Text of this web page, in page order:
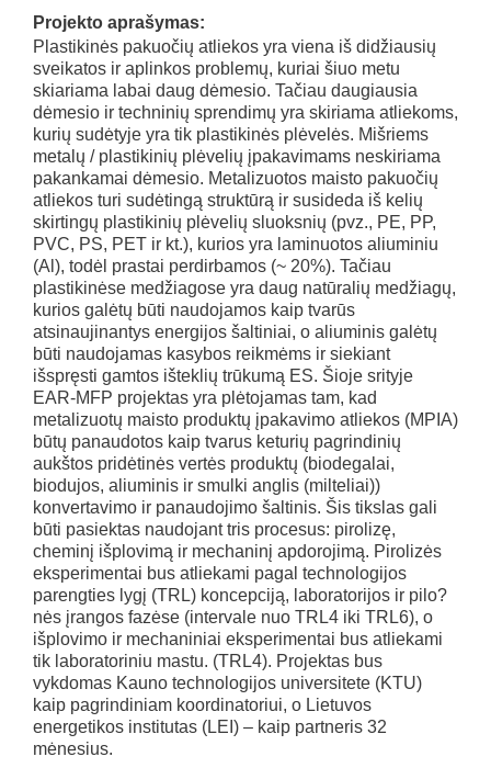
Projekto aprašymas:
Plastikinės pakuočių atliekos yra viena iš didžiausių
sveikatos ir aplinkos problemų, kuriai šiuo metu
skiariama labai daug dėmesio. Tačiau daugiausia
dėmesio ir techninių sprendimų yra skiriama atliekoms,
kurių sudėtyje yra tik plastikinės plėvelės. Mišriems
metalų / plastikinių plėvelių įpakavimams neskiriama
pakankamai dėmesio. Metalizuotos maisto pakuočių
atliekos turi sudėtingą struktūrą ir susideda iš kelių
skirtingų plastikinių plėvelių sluoksnių (pvz., PE, PP,
PVC, PS, PET ir kt.), kurios yra laminuotos aliuminiu
(Al), todėl prastai perdirbamos (~ 20%). Tačiau
plastikinėse medžiagose yra daug natūralių medžiagų,
kurios galėtų būti naudojamos kaip tvarūs
atsinaujinantys energijos šaltiniai, o aliuminis galėtų
būti naudojamas kasybos reikmėms ir siekiant
išspręsti gamtos išteklių trūkumą ES. Šioje srityje
EAR-MFP projektas yra plėtojamas tam, kad
metalizuotų maisto produktų įpakavimo atliekos (MPIA)
būtų panaudotos kaip tvarus keturių pagrindinių
aukštos pridėtinės vertės produktų (biodegalai,
biodujos, aliuminis ir smulki anglis (milteliai))
konvertavimo ir panaudojimo šaltinis. Šis tikslas gali
būti pasiektas naudojant tris procesus: pirolizę,
cheminį išplovimą ir mechaninį apdorojimą. Pirolizės
eksperimentai bus atliekami pagal technologijos
parengties lygį (TRL) koncepciją, laboratorijos ir pilo?
nės įrangos fazėse (intervale nuo TRL4 iki TRL6), o
išplovimo ir mechaniniai eksperimentai bus atliekami
tik laboratoriniu mastu. (TRL4). Projektas bus
vykdomas Kauno technologijos universitete (KTU)
kaip pagrindiniam koordinatoriui, o Lietuvos
energetikos institutas (LEI) – kaip partneris 32
mėnesius.